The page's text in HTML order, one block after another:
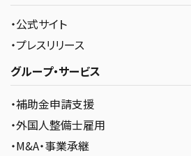
・公式サイト
・プレスリリース
グループ・サービス
・補助金申請支援
・外国人整備士雇用
・M&A・事業承継